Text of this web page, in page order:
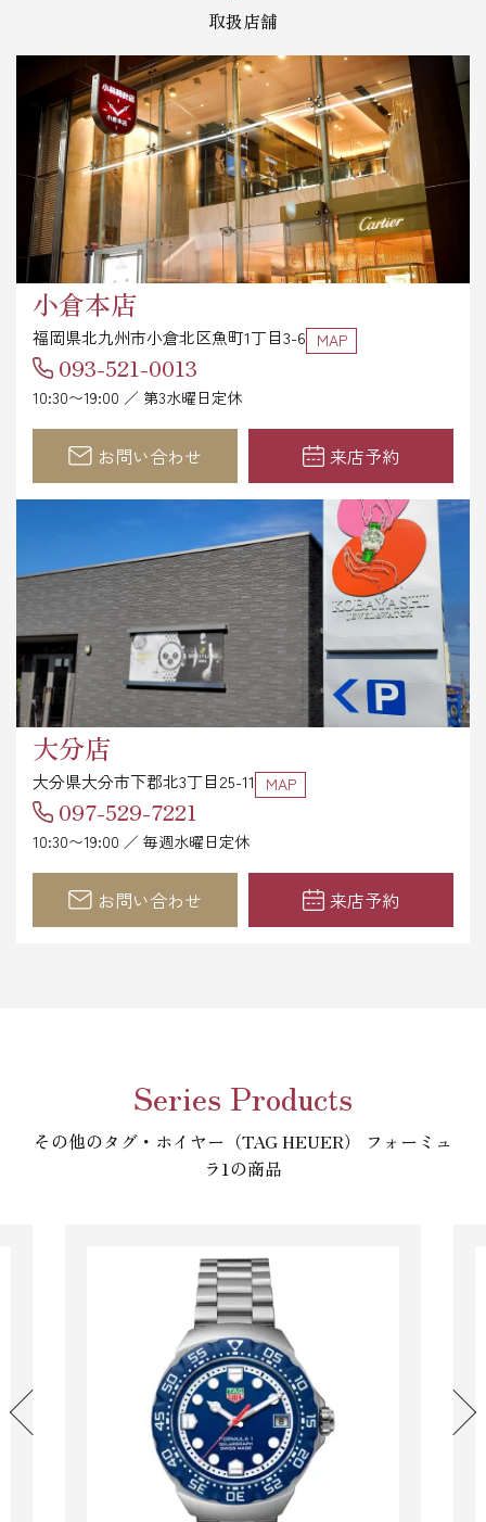
取扱店舗
小倉本店
福岡県北九州市小倉北区魚町1丁目3-6 MAP
093-521-0013
10:30〜19:00 ／ 第3水曜日定休
お問い合わせ 来店予約
大分店
大分県大分市下郡北3丁目25-11 MAP
097-529-7221
10:30〜19:00 ／ 毎週水曜日定休
お問い合わせ 来店予約
Series Products
その他のタグ・ホイヤー（TAG HEUER） フォーミュ
ラ1の商品